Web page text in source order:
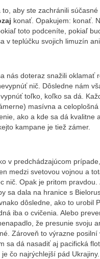
aby ste zachránili
konať. Opakujem: konať.
toto podceníte, pokiaľ
v teplúčku svojich limuzín
nás doteraz snažili oklamať
nič. Dôsledne nám
toľko, koľko sa dá.
masívna a
ako a kde sa dá kvalitne
kampane je tiež zámer.
v predchádzajúcom
medzi svetovou vojnou a
nič. Opak je pritom
sa dala na hranice s
dôsledne, ako to urobil
iba o cvičenia. Alebo
že presunie svoju
Zároveň to výrazne
sa dá nasadiť aj pacifická
čo najrýchlejší pád Ukrajiny.